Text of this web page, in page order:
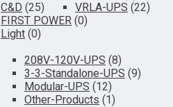
C&D (25)
VRLA-UPS (22)
FIRST POWER (0)
Light (0)
208V-120V-UPS (8)
3-3-Standalone-UPS (9)
Modular-UPS (12)
Other-Products (1)